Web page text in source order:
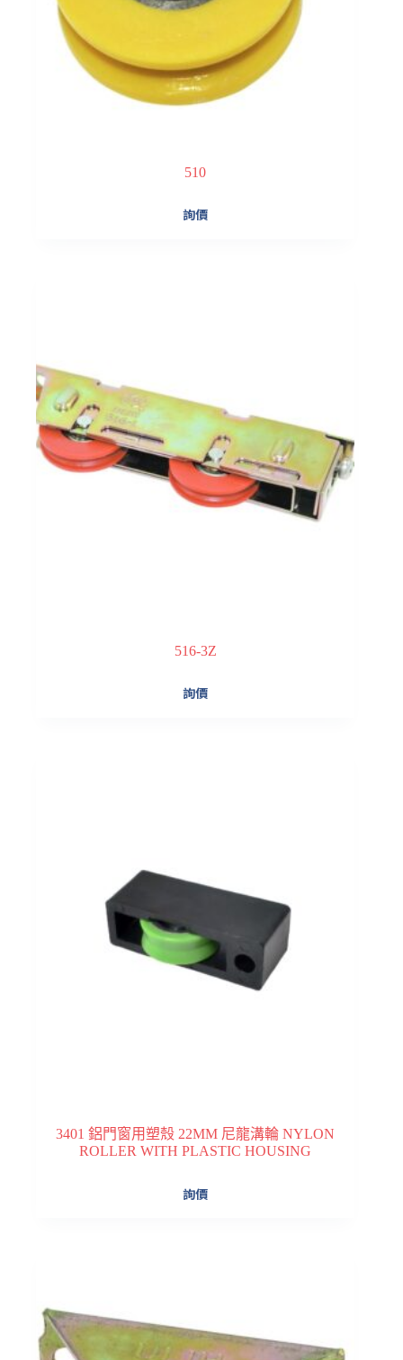
510
詢價
516-3Z
詢價
3401 鋁門窗用塑殼 22MM 尼龍溝輪 NYLON
ROLLER WITH PLASTIC HOUSING
詢價